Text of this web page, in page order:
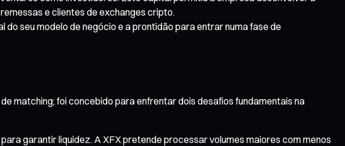
e clientes de exchanges cripto.
do seu modelo de negócio e a prontidão para entrar numa fase de
matching; foi concebido para enfrentar dois desafios fundamentais na
garantir liquidez. A XFX pretende processar volumes maiores com menos